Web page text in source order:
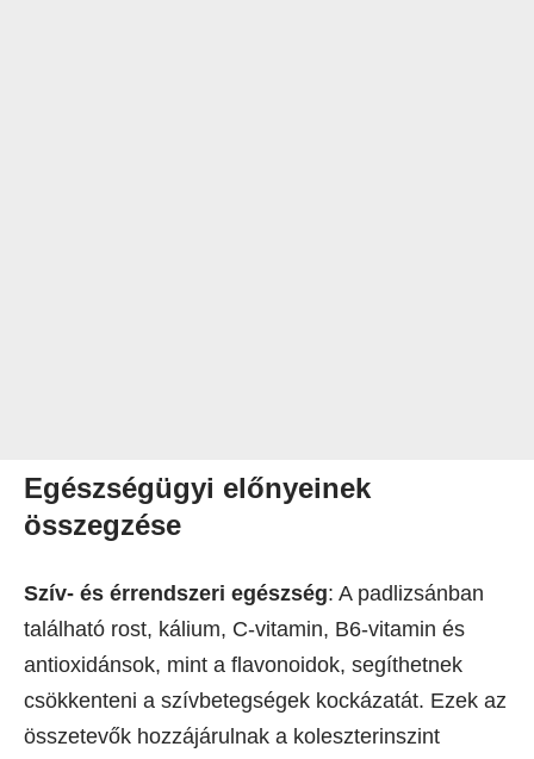
Egészségügyi előnyeinek
összegzése
Szív- és érrendszeri egészség: A padlizsánban
található rost, kálium, C-vitamin, B6-vitamin és
antioxidánsok, mint a flavonoidok, segíthetnek
csökkenteni a szívbetegségek kockázatát. Ezek az
összetevők hozzájárulnak a koleszterinszint